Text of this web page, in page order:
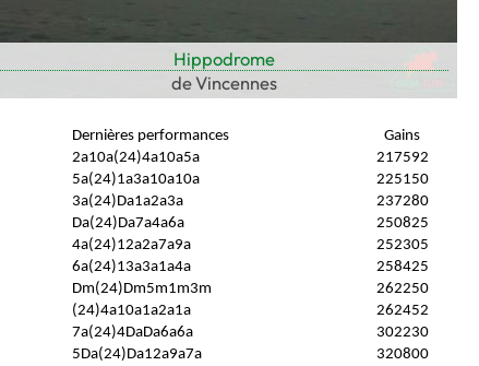
Hippodrome
de Vincennes
Dernières performances
Gains
2a10a(24)4a10a5a
217592
5a(24)1a3a10a10a
225150
3a(24)Da1a2a3a
237280
Da(24)Da7a4a6a
250825
4a(24)12a2a7a9a
252305
6a(24)13a3a1a4a
258425
Dm(24)Dm5m1m3m
262250
(24)4a10a1a2a1a
262452
7a(24)4DaDa6a6a
302230
5Da(24)Da12a9a7a
320800